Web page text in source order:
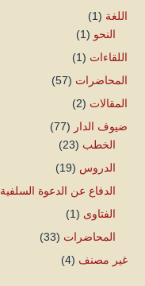
اللغة (1)
النحو (1)
اللقاءات (1)
المحاضرات (57)
المقالات (2)
ضيوف الدار (77)
الخطب (23)
الدروس (19)
الدفاع عن الدعوة السلفية
الفتاوى (1)
المحاضرات (33)
غير مصنف (4)